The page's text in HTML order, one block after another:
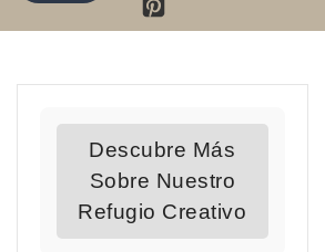
Descubre Más
Sobre Nuestro
Refugio Creativo